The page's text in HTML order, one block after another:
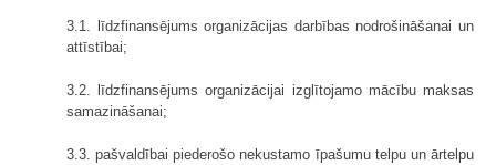
3.1. līdzfinansējums organizācijas darbības nodrošināšanai un
attīstībai;
3.2. līdzfinansējums organizācijai izglītojamo mācību maksas
samazināšanai;
3.3. pašvaldībai piederošo nekustamo īpašumu telpu un ārtelpu